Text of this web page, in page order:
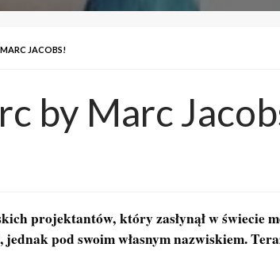
JACOBS!
by Marc
projektantów, który zasłynął w
pod swoim własnym nazwiskiem.